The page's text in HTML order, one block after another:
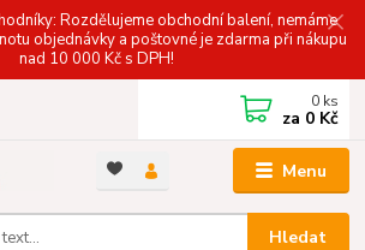
Rozdělujeme obchodní balení, nemáme
objednávky a poštovné je zdarma při nákupu
nad 10 000 Kč s DPH!
Menu
Hledat
0 ks
za 0 Kč